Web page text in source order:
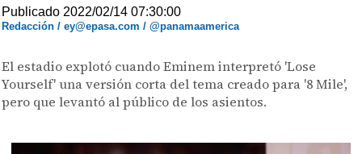
Publicado 2022/02/14 07:30:00
Redacción / ey@epasa.com / @panamaamerica
El estadio explotó cuando Eminem interpretó 'Lose
Yourself' una versión corta del tema creado para '8 Mile',
pero que levantó al público de los asientos.